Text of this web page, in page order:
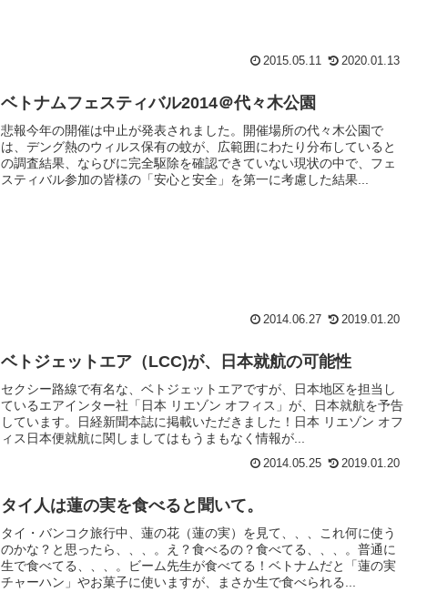
2015.05.11 2020.01.13
ベトナムフェスティバル2014＠代々木公園
悲報今年の開催は中止が発表されました。開催場所の代々木公園で
は、デング熱のウィルス保有の蚊が、広範囲にわたり分布していると
の調査結果、ならびに完全駆除を確認できていない現状の中で、フェ
スティバル参加の皆様の「安心と安全」を第一に考慮した結果...
2014.06.27 2019.01.20
ベトジェットエア（LCC)が、日本就航の可能性
セクシー路線で有名な、ベトジェットエアですが、日本地区を担当し
ているエアインター社「日本 リエゾン オフィス」が、日本就航を予告
しています。日経新聞本誌に掲載いただきました！日本 リエゾン オフ
ィス日本便就航に関しましてはもうまもなく情報が...
2014.05.25 2019.01.20
タイ人は蓮の実を食べると聞いて。
タイ・バンコク旅行中、蓮の花（蓮の実）を見て、、、これ何に使う
のかな？と思ったら、、、。え？食べるの？食べてる、、、。普通に
生で食べてる、、、。ビーム先生が食べてる！ベトナムだと「蓮の実
チャーハン」やお菓子に使いますが、まさか生で食べられる...